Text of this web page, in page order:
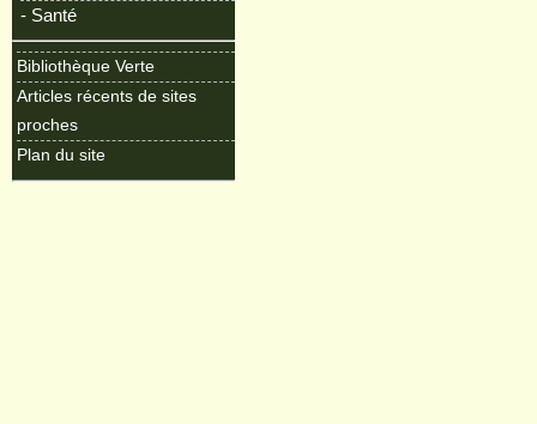
- Santé
Bibliothèque Verte
Articles récents de sites
proches
Plan du site